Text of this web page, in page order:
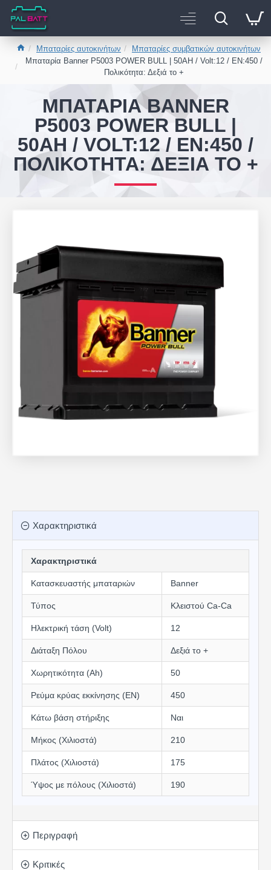
Μπαταρίες αυτοκινήτων
Μπαταρίες συμβατικών αυτοκινήτων
Μπαταρία Banner P5003 POWER BULL | 50AH / Volt:12 / EN:450 /
Πολικότητα: Δεξιά το +
ΜΠΑΤΑΡΊΑ BANNER
P5003 POWER BULL |
50AH / VOLT:12 / EN:450 /
ΠΟΛΙΚΌΤΗΤΑ: ΔΕΞΙΆ ΤΟ +
Χαρακτηριστικά
Χαρακτηριστικά
Κατασκευαστής μπαταριών Banner
Τύπος Κλειστού Ca-Ca
Ηλεκτρική τάση (Volt) 12
Διάταξη Πόλου Δεξιά το +
Χωρητικότητα (Αh) 50
Ρεύμα κρύας εκκίνησης (EN) 450
Κάτω βάση στήριξης Ναι
Μήκος (Χιλιοστά) 210
Πλάτος (Χιλιοστά) 175
Ύψος με πόλους (Χιλιοστά) 190
Περιγραφή
Κριτικές